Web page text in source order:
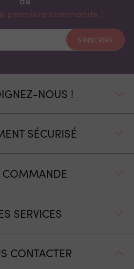
première commande !
S'INSCRIRE
NOUS !
SÉCURISÉ
SERVICES
CONTACTER